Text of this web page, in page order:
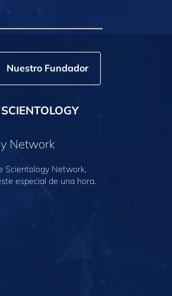
Nuestro Fundador
Network
Scientology Network,
especial de una hora.